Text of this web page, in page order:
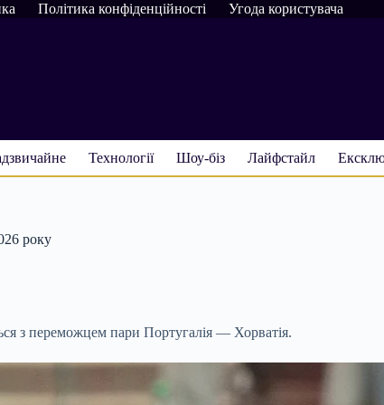
Політика конфіденційності Угода користувача
Технології Шоу-біз Лайфстайл
року
з переможцем пари Португалія — Хорватія.